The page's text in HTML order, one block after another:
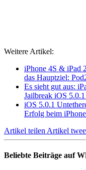
Weitere Artikel:
iPhone 4S & iPad
das Hauptziel:
Es sieht gut aus:
Jailbreak iOS
iOS 5.0.1
Erfolg beim
Artikel teilen Artikel
Beliebte Beiträge auf